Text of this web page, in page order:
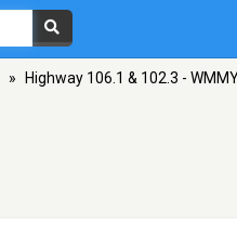
» Highway 106.1 & 102.3 -